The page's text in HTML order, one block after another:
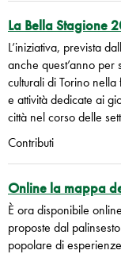
La Bella Stagione
L’iniziativa, prevista
anche quest’anno
culturali di Torino
e attività dedicate ai
città nel corso delle
Contributi
Online la mappa
È ora disponibile
proposte dal
popolare di